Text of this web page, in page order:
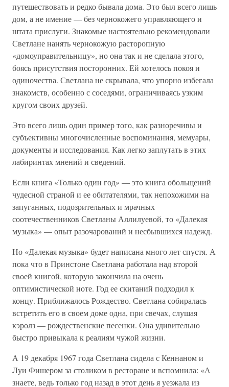
путешествовать и редко бывала дома. Это был всего лишь
дом, а не имение — без чернокожего управляющего и
штата прислуги. Знакомые настоятельно рекомендовали
Светлане нанять чернокожую расторопную
«домоуправительницу», но она так и не сделала этого,
боясь присутствия посторонних. Ей хотелось покоя и
одиночества. Светлана не скрывала, что упорно избегала
знакомств, особенно с соседями, ограничиваясь узким
кругом своих друзей.
Это всего лишь один пример того, как разноречивы и
субъективны многочисленные воспоминания, мемуары,
документы и исследования. Как легко заплутать в этих
лабиринтах мнений и сведений.
Если книга «Только один год» — это книга обольщений
чудесной страной и ее обитателями, так непохожими на
запуганных, подозрительных и мрачных
соотечественников Светланы Аллилуевой, то «Далекая
музыка» — опыт разочарований и несбывшихся надежд.
Но «Далекая музыка» будет написана много лет спустя. А
пока что в Принстоне Светлана работала над второй
своей книгой, которую закончила на очень
оптимистической ноте. Год ее скитаний подходил к
концу. Приближалось Рождество. Светлана собиралась
встретить его в своем доме одна, при свечах, слушая
кэролз — рождественские песенки. Она удивительно
быстро привыкала к реалиям чужой жизни.
А 19 декабря 1967 года Светлана сидела с Кеннаном и
Луи Фишером за столиком в ресторане и вспомнила: «А
знаете, ведь только год назад в этот день я уезжала из